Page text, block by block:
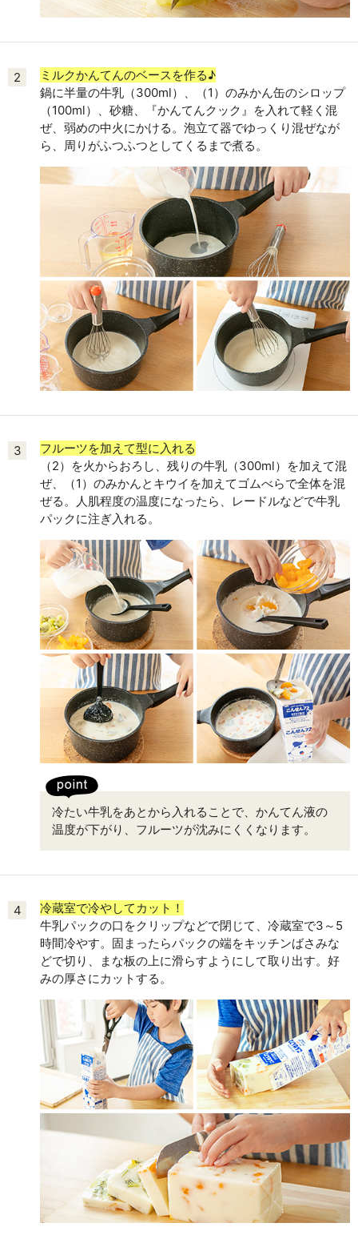
2
ミルクかんてんのベースを作る♪
鍋に半量の牛乳（300ml）、（1）のみかん缶のシロップ
（100ml）、砂糖、『かんてんクック』を入れて軽く混
ぜ、弱めの中火にかける。泡立て器でゆっくり混ぜなが
ら、周りがふつふつとしてくるまで煮る。
3
フルーツを加えて型に入れる
（2）を火からおろし、残りの牛乳（300ml）を加えて混
ぜ、（1）のみかんとキウイを加えてゴムべらで全体を混
ぜる。人肌程度の温度になったら、レードルなどで牛乳
パックに注ぎ入れる。
冷たい牛乳をあとから入れることで、かんてん液の
温度が下がり、フルーツが沈みにくくなります。
4
冷蔵室で冷やしてカット！
牛乳パックの口をクリップなどで閉じて、冷蔵室で3～5
時間冷やす。固まったらパックの端をキッチンばさみな
どで切り、まな板の上に滑らすようにして取り出す。好
みの厚さにカットする。